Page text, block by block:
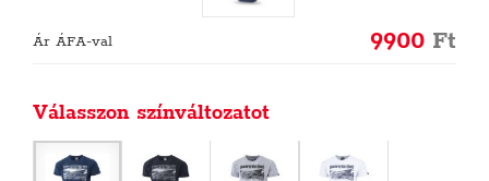
Ár ÁFA-val 9900 Ft
Válasszon színváltozatot